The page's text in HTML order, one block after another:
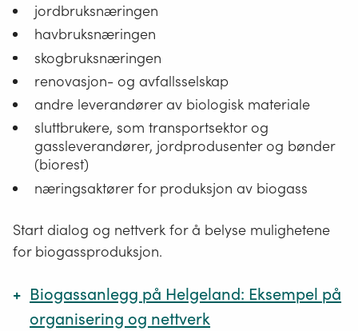
Renovasjon- og
avfallsselskap
Avløpsslam
Andre leverandører
av biologisk
materiale
Våtorganisk matavfall fra
Noen avfallstyper kan gi
avfallsbehandlingsanlegget inntekter i form av
gate fee. Det er prisen avfallseieren betaler ved
levering til avfallsbehandlingsanlegget.
jordbruksnæringen
havbruksnæringen
skogbruksnæringen
renovasjon- og avfallsselskap
andre leverandører av biologisk materiale
sluttbrukere, som transportsektor og
gassleverandører, jordprodusenter og bønder
(biorest)
næringsaktører for produksjon av biogass
Start dialog og nettverk for å belyse mulighetene
for biogassproduksjon.
Biogassanlegg på Helgeland: Eksempel på
organisering og nettverk